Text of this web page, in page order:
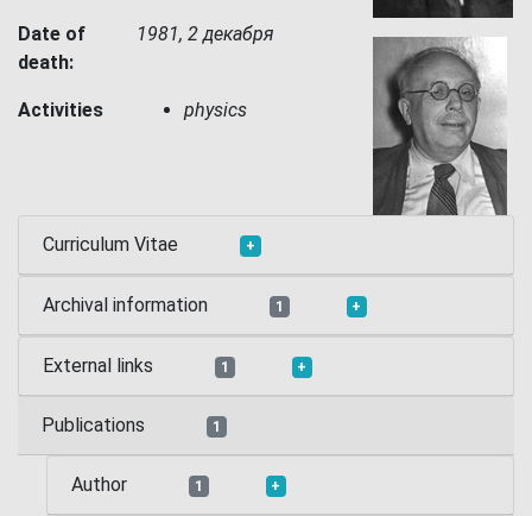
Date of
death:
1981, 2 декабря
Activities physics
Curriculum Vitae +
Archival information 1 +
External links 1 +
Publications 1
Author 1 +